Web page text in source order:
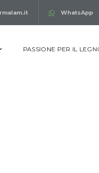
WhatsApp
PASSIONE PER IL